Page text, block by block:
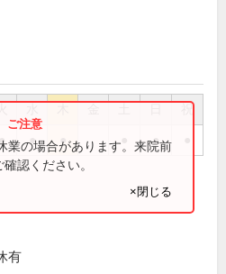
祝
● ● ●
業の場合があります。来院前
認ください。
×閉じる
有